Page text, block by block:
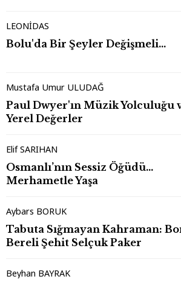
LEONİDAS
Bolu'da Bir Şeyler Değişmeli…
Mustafa Umur ULUDAĞ
Paul Dwyer'ın Müzik Yolculuğu
Yerel Değerler
Elif SARIHAN
Osmanlı’nın Sessiz Öğüdü…
Merhametle Yaşa
Aybars BORUK
Tabuta Sığmayan Kahraman:
Bereli Şehit Selçuk Paker
Beyhan BAYRAK